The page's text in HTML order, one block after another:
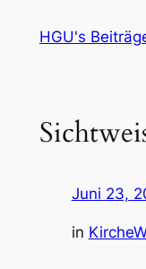
InhaltHGU's
Juni 23,
in